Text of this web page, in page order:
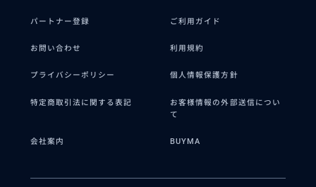
パートナー登録 ご利用ガイド
お問い合わせ 利用規約
プライバシーポリシー 個人情報保護方針
特定商取引法に関する表記
お客様情報の外部送信につい
て
会社案内 BUYMA